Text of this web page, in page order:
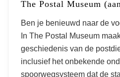
Leukste
The Postal Museum
Ben je benieuwd naar de
In The Postal Museum
geschiedenis van de
inclusief het onbekende
spoorwegsysteem dat de